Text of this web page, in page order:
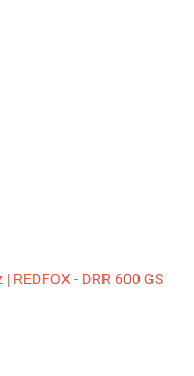
REDFOX - DRR 600 GS